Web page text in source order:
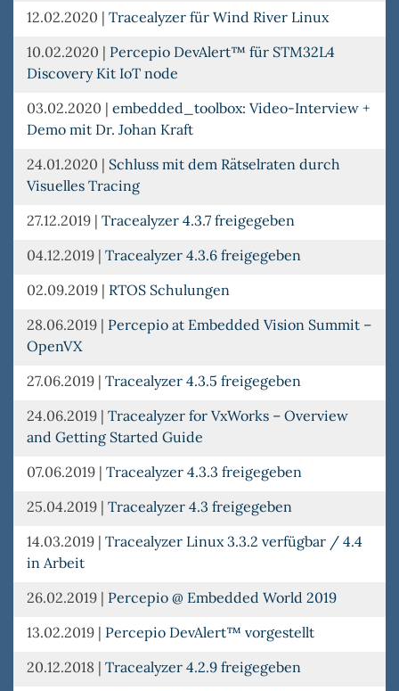
12.02.2020 | Tracealyzer für Wind River Linux
10.02.2020 | Percepio DevAlert™ für STM32L4
Discovery Kit IoT node
03.02.2020 | embedded_toolbox: Video-Interview +
Demo mit Dr. Johan Kraft
24.01.2020 | Schluss mit dem Rätselraten durch
Visuelles Tracing
27.12.2019 | Tracealyzer 4.3.7 freigegeben
04.12.2019 | Tracealyzer 4.3.6 freigegeben
02.09.2019 | RTOS Schulungen
28.06.2019 | Percepio at Embedded Vision Summit –
OpenVX
27.06.2019 | Tracealyzer 4.3.5 freigegeben
24.06.2019 | Tracealyzer for VxWorks – Overview
and Getting Started Guide
07.06.2019 | Tracealyzer 4.3.3 freigegeben
25.04.2019 | Tracealyzer 4.3 freigegeben
14.03.2019 | Tracealyzer Linux 3.3.2 verfügbar / 4.4
in Arbeit
26.02.2019 | Percepio @ Embedded World 2019
13.02.2019 | Percepio DevAlert™ vorgestellt
20.12.2018 | Tracealyzer 4.2.9 freigegeben